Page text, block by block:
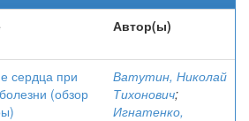
Автор(ы)
сердца при
(обзор
Ватутин, Николай
Тихонович;
Игнатенко,